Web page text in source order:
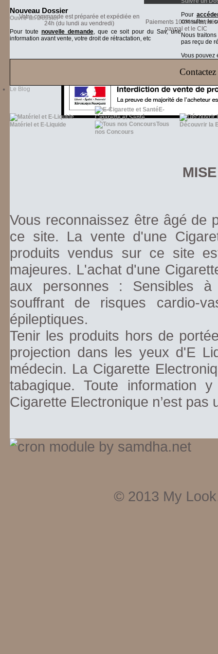
Nouveau Dossier
Ouvrir un Dossier
Pour toute nouvelle demande, que ce soit pour du Sav, une
information avant vente, votre droit de rétractation, etc
Pour
consulter, le
Nous
pas reçu de
Vous pouvez
Le Blog
Matériel et E-Liquide
E-
Cigarette et Santé
Tous
nos Concours
Découvrir la
Votre commande est préparée et expédiée en
24h (du lundi au vendredi)
Paiements 100%
paypal et le CIC
Vous reconnaissez être âgé de
ce site. La vente d'une
produits vendus sur ce site
majeures. L'achat d'une
aux personnes : Sensibles
souffrant de risques cardio-
épileptiques.
Tenir les produits hors de
projection dans les yeux d'E
médecin. La Cigarette
tabagique. Toute information
Cigarette Electronique n’est pas
© 2013 My Look